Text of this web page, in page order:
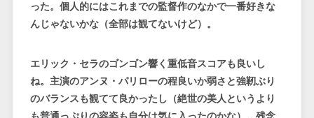
った。個人的にはこれまでの監督作のなかで一番好きな
んじゃないかな（全部は観てないけど）。
エリック・セラのゴンゴン響く重低音スコアも良いし
ね。主演のアンヌ・パリローの程良いか弱さと強靭ぶり
のバランスも観てて良かったし（絶世の美人というより